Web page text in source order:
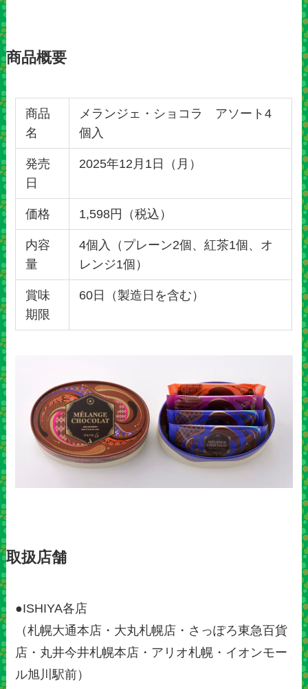
商品概要
商品
名
メランジェ・ショコラ アソート4
個入
発売
日
2025年12月1日（月）
価格 1,598円（税込）
内容
量
4個入（プレーン2個、紅茶1個、オ
レンジ1個）
賞味
期限
60日（製造日を含む）
取扱店舗
●ISHIYA各店
（札幌大通本店・大丸札幌店・さっぽろ東急百貨
店・丸井今井札幌本店・アリオ札幌・イオンモー
ル旭川駅前）